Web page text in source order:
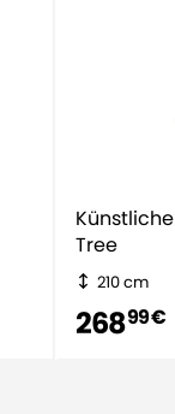
Tree
210 cm
26899 €